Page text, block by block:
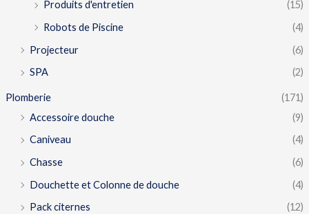
Produits d'entretien
(15)
Robots de Piscine
(4)
Projecteur
(6)
SPA
(2)
Plomberie
(171)
Accessoire douche
(9)
Caniveau
(4)
Chasse
(6)
Douchette et Colonne de douche
(4)
Pack citernes
(12)